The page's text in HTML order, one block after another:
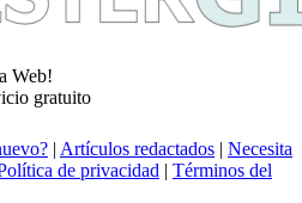
Web!
gratuito
| Artículos redactados | Necesita
de privacidad | Términos del